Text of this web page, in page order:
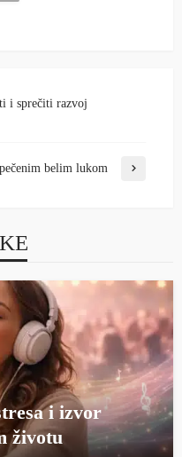
i sprečiti razvoj
belim lukom
i izvor
životu